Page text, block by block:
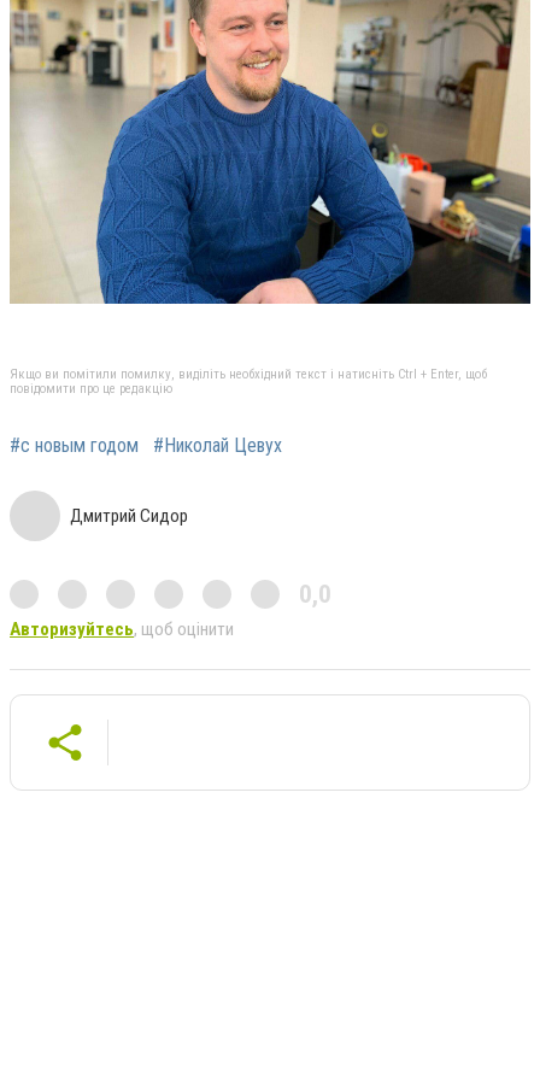
Якщо ви помітили помилку, виділіть необхідний текст і натисніть Ctrl + Enter, щоб
повідомити про це редакцію
#с новым годом #Николай Цевух
Дмитрий Сидор
0,0
Авторизуйтесь, щоб оцінити